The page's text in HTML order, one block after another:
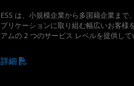
ESS は、小規模企業から多国籍企業まで
プリケーションに取り組む幅広いお客様
アムの 2 つのサービス レベルを提供して
詳細